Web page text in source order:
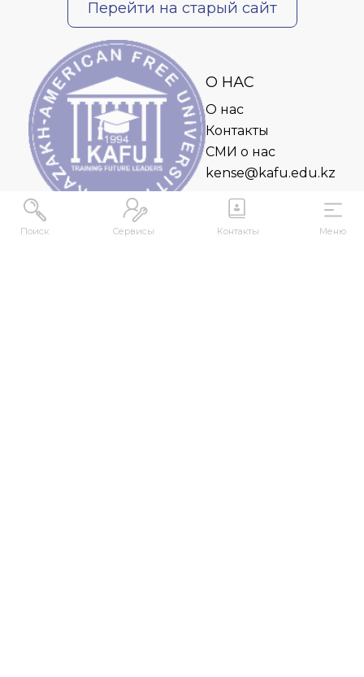
Поиск Сервисы Контакты Меню
Перейти на старый сайт
О НАС
О нас
Контакты
СМИ о нас
kense@kafu.edu.kz